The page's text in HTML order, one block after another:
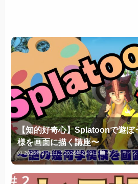
【知的好奇心】Splatoonで遊ぼ
様を画面に描く講座〜
2026年2月1日 2026年2月9日 ゲストライ